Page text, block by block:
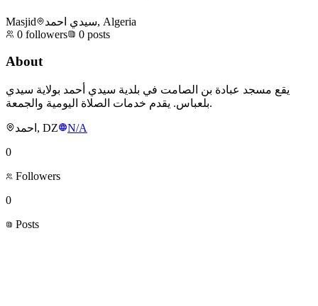
Masjid
سيدي احمد, Algeria
0 followers 0 posts
About
يقع مسجد عبادة بن الصامت في بلدية سيدي أحمد بولاية سيدي
بلعباس. يقدم خدمات الصلاة اليومية والجمعة.
احمد, DZ
N/A
0
Followers
0
Posts